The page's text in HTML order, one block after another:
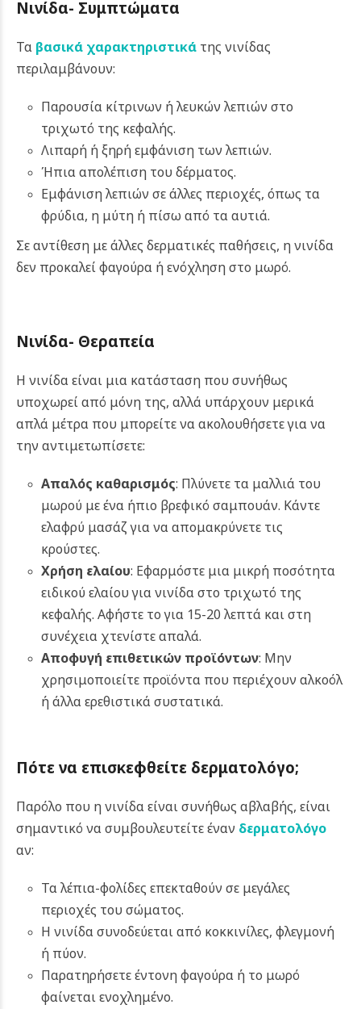
Νινίδα- Συμπτώματα
Τα βασικά χαρακτηριστικά της νινίδας
περιλαμβάνουν:
Παρουσία κίτρινων ή λευκών λεπιών στο
τριχωτό της κεφαλής.
Λιπαρή ή ξηρή εμφάνιση των λεπιών.
Ήπια απολέπιση του δέρματος.
Εμφάνιση λεπιών σε άλλες περιοχές, όπως τα
φρύδια, η μύτη ή πίσω από τα αυτιά.
Σε αντίθεση με άλλες δερματικές παθήσεις, η νινίδα
δεν προκαλεί φαγούρα ή ενόχληση στο μωρό.
Νινίδα- Θεραπεία
Η νινίδα είναι μια κατάσταση που συνήθως
υποχωρεί από μόνη της, αλλά υπάρχουν μερικά
απλά μέτρα που μπορείτε να ακολουθήσετε για να
την αντιμετωπίσετε:
Απαλός καθαρισμός: Πλύνετε τα μαλλιά του
μωρού με ένα ήπιο βρεφικό σαμπουάν. Κάντε
ελαφρύ μασάζ για να απομακρύνετε τις
κρούστες.
Χρήση ελαίου: Εφαρμόστε μια μικρή ποσότητα
ειδικού ελαίου για νινίδα στο τριχωτό της
κεφαλής. Αφήστε το για 15-20 λεπτά και στη
συνέχεια χτενίστε απαλά.
Αποφυγή επιθετικών προϊόντων: Μην
χρησιμοποιείτε προϊόντα που περιέχουν αλκοόλ
ή άλλα ερεθιστικά συστατικά.
Πότε να επισκεφθείτε δερματολόγο;
Παρόλο που η νινίδα είναι συνήθως αβλαβής, είναι
σημαντικό να συμβουλευτείτε έναν δερματολόγο
αν:
Τα λέπια-φολίδες επεκταθούν σε μεγάλες
περιοχές του σώματος.
Η νινίδα συνοδεύεται από κοκκινίλες, φλεγμονή
ή πύον.
Παρατηρήσετε έντονη φαγούρα ή το μωρό
φαίνεται ενοχλημένο.